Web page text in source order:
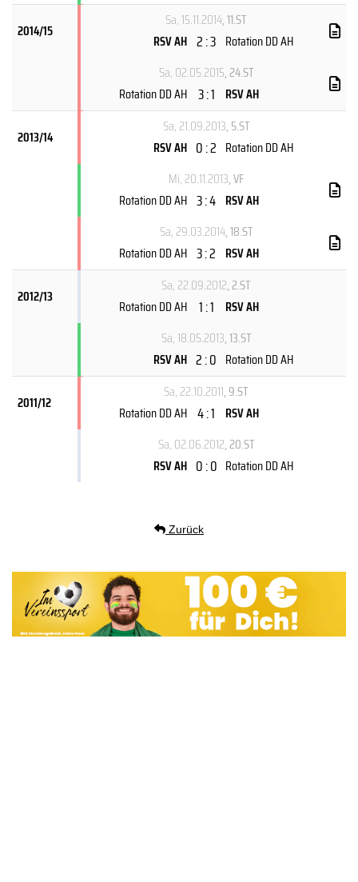
2014/15
Sa, 15.11.2014, 11.ST
RSV AH 2 : 3 Rotation DD AH
Sa, 02.05.2015, 24.ST
Rotation DD AH 3 : 1 RSV AH
2013/14
Sa, 21.09.2013, 5.ST
RSV AH 0 : 2 Rotation DD AH
Mi, 20.11.2013, VF
Rotation DD AH 3 : 4 RSV AH
Sa, 29.03.2014, 18.ST
Rotation DD AH 3 : 2 RSV AH
2012/13
Sa, 22.09.2012, 2.ST
Rotation DD AH
1 : 1
RSV AH
Sa, 18.05.2013, 13.ST
RSV AH 2 : 0 Rotation DD AH
2011/12
Sa, 22.10.2011, 9.ST
Rotation DD AH 4 : 1 RSV AH
Sa, 02.06.2012, 20.ST
RSV AH 0 : 0 Rotation DD AH
Zurück